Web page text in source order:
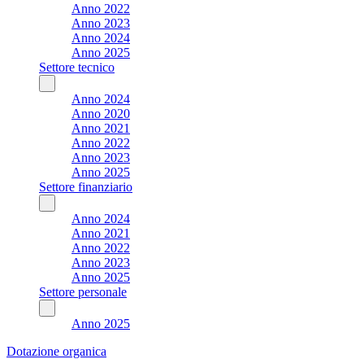
Anno 2022
Anno 2023
Anno 2024
Anno 2025
Settore tecnico
Anno 2024
Anno 2020
Anno 2021
Anno 2022
Anno 2023
Anno 2025
Settore finanziario
Anno 2024
Anno 2021
Anno 2022
Anno 2023
Anno 2025
Settore personale
Anno 2025
Dotazione organica